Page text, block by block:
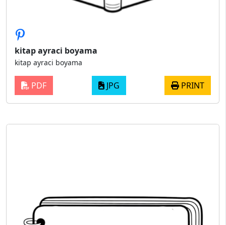
kitap ayraci boyama
kitap ayraci boyama
PDF JPG PRINT